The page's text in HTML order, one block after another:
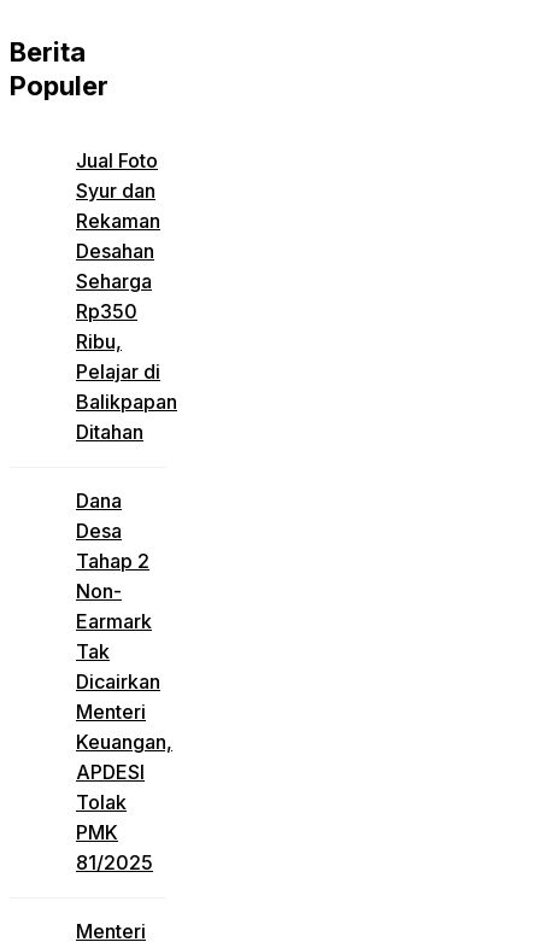
Berita
Populer
Jual Foto
Syur dan
Rekaman
Desahan
Seharga
Rp350
Ribu,
Pelajar di
Balikpapan
Ditahan
Dana
Desa
Tahap 2
Non-
Earmark
Tak
Dicairkan
Menteri
Keuangan,
APDESI
Tolak
PMK
81/2025
Menteri